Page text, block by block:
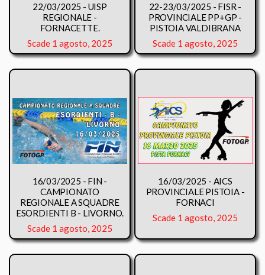
22/03/2025 - UISP
REGIONALE -
FORNACETTE.
Scade 1 agosto, 2025
22-23/03/2025 - FISR -
PROVINCIALE PP+GP -
PISTOIA VALDIBRANA
Scade 1 agosto, 2025
16/03/2025 - FIN -
CAMPIONATO
REGIONALE A SQUADRE
ESORDIENTI B - LIVORNO.
Scade 1 agosto, 2025
16/03/2025 - AICS
PROVINCIALE PISTOIA -
FORNACI
Scade 1 agosto, 2025